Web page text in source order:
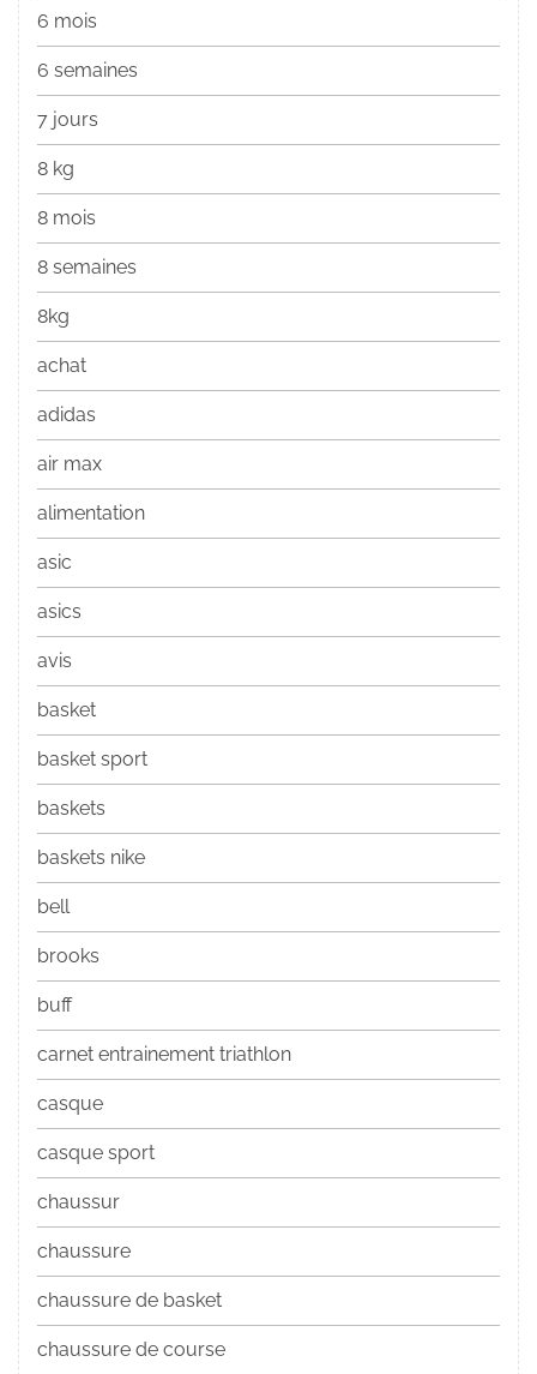
6 mois
6 semaines
7 jours
8 kg
8 mois
8 semaines
8kg
achat
adidas
air max
alimentation
asic
asics
avis
basket
basket sport
baskets
baskets nike
bell
brooks
buff
carnet entrainement triathlon
casque
casque sport
chaussur
chaussure
chaussure de basket
chaussure de course